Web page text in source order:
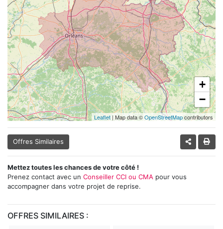
+
−
Leaflet | Map data ©OpenStreetMapcontributors
Offres Similaires
Mettez toutes les chances de votre côté !
Prenez contact avec un Conseiller CCI ou CMA pour vous
accompagner dans votre projet de reprise.
OFFRES SIMILAIRES :